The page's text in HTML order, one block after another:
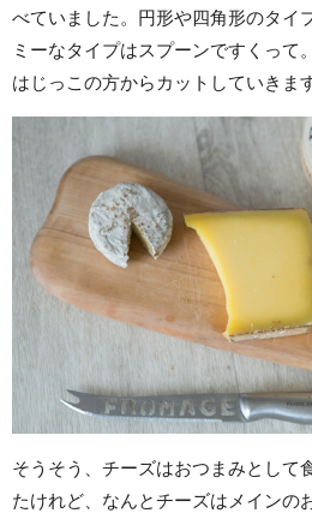
べていました。円形や四角形のタイ
ミーなタイプはスプーンですくって
はじっこの方からカットしていきます
そうそう、チーズはおつまみとして
たけれど、なんとチーズはメインの